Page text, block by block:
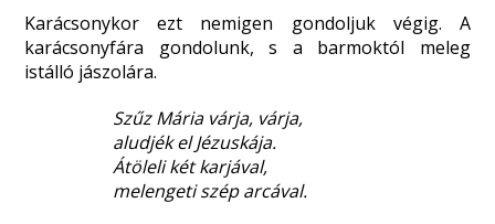
Karácsonykor ezt nemigen gondoljuk végig. A
karácsonyfára gondolunk, s a barmoktól meleg
istálló jászolára.
Szűz Mária várja, várja,
aludjék el Jézuskája.
Átöleli két karjával,
melengeti szép arcával.